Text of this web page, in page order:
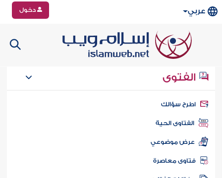
عربي دخول
الفتوى
سؤالك
الفتاوى الحية
عرض موضوعي